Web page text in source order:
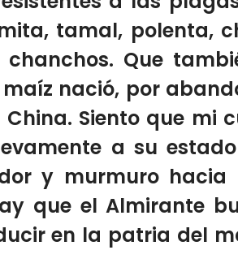
tamal, polenta,
Que
nació, por
Siento que mi
a su
y murmuro
que el Almirante
en la patria del